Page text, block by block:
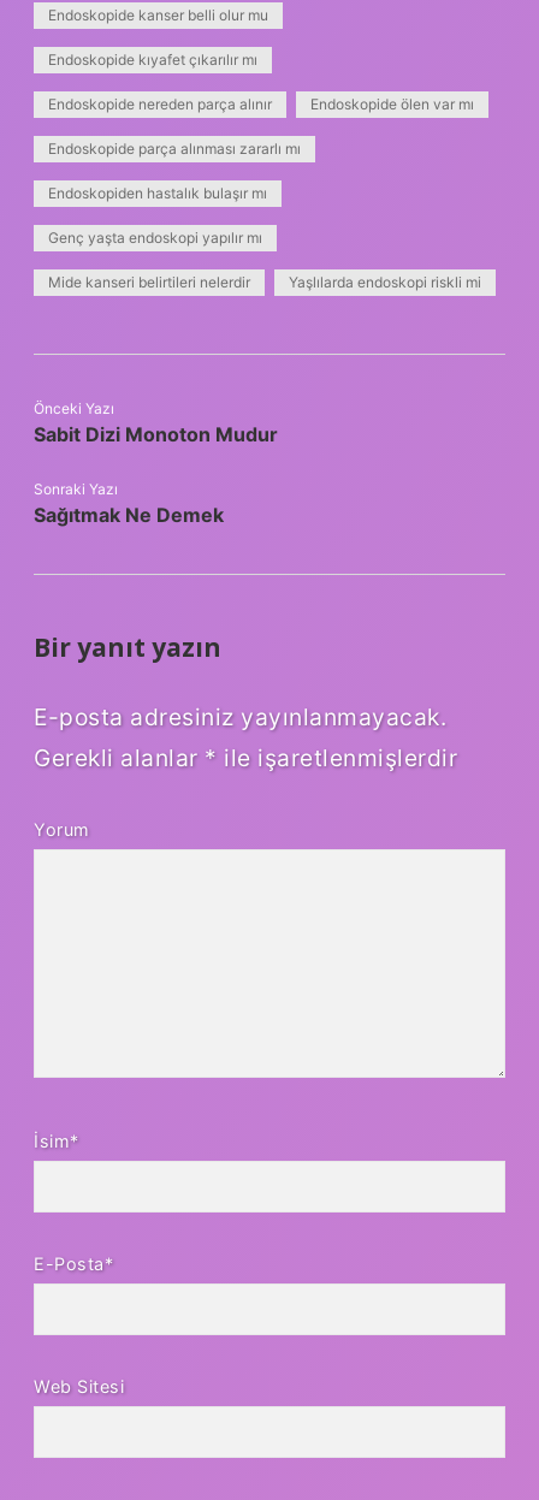
Endoskopide kanser belli olur mu
Endoskopide kıyafet çıkarılır mı
Endoskopide nereden parça alınır Endoskopide ölen var mı
Endoskopide parça alınması zararlı mı
Endoskopiden hastalık bulaşır mı
Genç yaşta endoskopi yapılır mı
Mide kanseri belirtileri nelerdir Yaşlılarda endoskopi riskli mi
Önceki Yazı
Sabit Dizi Monoton Mudur
Sonraki Yazı
Sağıtmak Ne Demek
Bir yanıt yazın
E-posta adresiniz yayınlanmayacak.
Gerekli alanlar * ile işaretlenmişlerdir
Yorum
İsim*
E-Posta*
Web Sitesi